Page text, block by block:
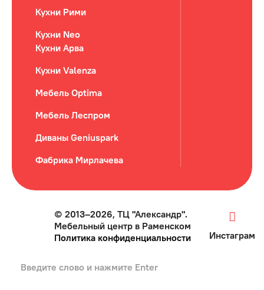
Кухни Рими
Кухни Neo
Кухни Арва
Кухни Valenza
Мебель Optima
Мебель Леспром
Диваны Geniuspark
Фабрика Мирлачева
© 2013–2026, ТЦ "Александр".
Мебельный центр в Раменском
Политика конфиденциальности
Инстаграм